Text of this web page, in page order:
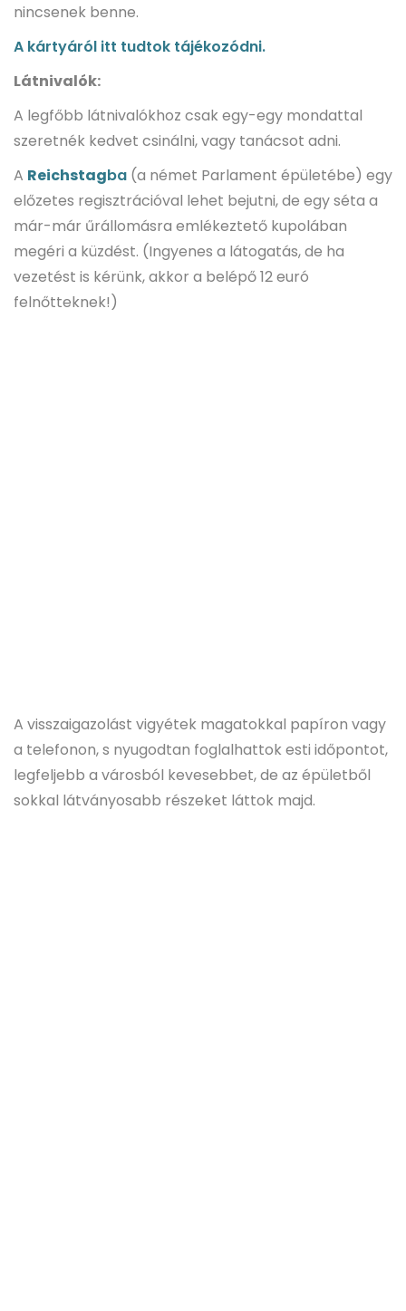
nincsenek benne.
A kártyáról itt tudtok tájékozódni.
Látnivalók:
A legfőbb látnivalókhoz csak egy-egy mondattal
szeretnék kedvet csinálni, vagy tanácsot adni.
A Reichstagba (a német Parlament épületébe) egy
előzetes regisztrációval lehet bejutni, de egy séta a
már-már űrállomásra emlékeztető kupolában
megéri a küzdést. (Ingyenes a látogatás, de ha
vezetést is kérünk, akkor a belépő 12 euró
felnőtteknek!)
A visszaigazolást vigyétek magatokkal papíron vagy
a telefonon, s nyugodtan foglalhattok esti időpontot,
legfeljebb a városból kevesebbet, de az épületből
sokkal látványosabb részeket láttok majd.